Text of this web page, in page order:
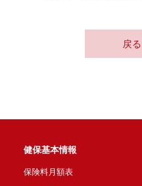
戻る
健保基本情報
保険料月額表